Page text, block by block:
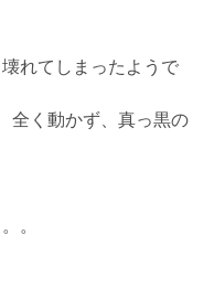
れてしまったようで
全く動かず、真っ黒の
。